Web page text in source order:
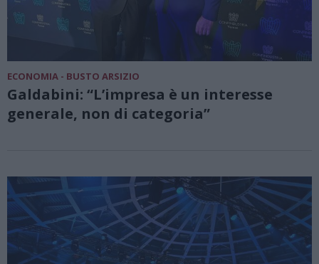
ECONOMIA - BUSTO ARSIZIO
Galdabini: “L’impresa è un interesse
generale, non di categoria”